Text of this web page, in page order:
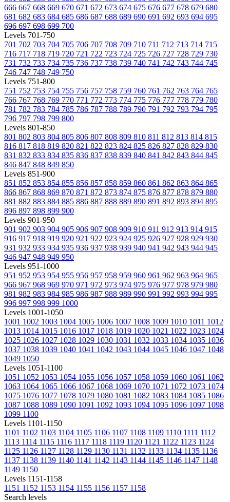
666 667 668 669 670 671 672 673 674 675 676 677 678 679 680
681 682 683 684 685 686 687 688 689 690 691 692 693 694 695
696 697 698 699 700
Levels 701-750
701 702 703 704 705 706 707 708 709 710 711 712 713 714 715
716 717 718 719 720 721 722 723 724 725 726 727 728 729 730
731 732 733 734 735 736 737 738 739 740 741 742 743 744 745
746 747 748 749 750
Levels 751-800
751 752 753 754 755 756 757 758 759 760 761 762 763 764 765
766 767 768 769 770 771 772 773 774 775 776 777 778 779 780
781 782 783 784 785 786 787 788 789 790 791 792 793 794 795
796 797 798 799 800
Levels 801-850
801 802 803 804 805 806 807 808 809 810 811 812 813 814 815
816 817 818 819 820 821 822 823 824 825 826 827 828 829 830
831 832 833 834 835 836 837 838 839 840 841 842 843 844 845
846 847 848 849 850
Levels 851-900
851 852 853 854 855 856 857 858 859 860 861 862 863 864 865
866 867 868 869 870 871 872 873 874 875 876 877 878 879 880
881 882 883 884 885 886 887 888 889 890 891 892 893 894 895
896 897 898 899 900
Levels 901-950
901 902 903 904 905 906 907 908 909 910 911 912 913 914 915
916 917 918 919 920 921 922 923 924 925 926 927 928 929 930
931 932 933 934 935 936 937 938 939 940 941 942 943 944 945
946 947 948 949 950
Levels 951-1000
951 952 953 954 955 956 957 958 959 960 961 962 963 964 965
966 967 968 969 970 971 972 973 974 975 976 977 978 979 980
981 982 983 984 985 986 987 988 989 990 991 992 993 994 995
996 997 998 999 1000
Levels 1001-1050
1001 1002 1003 1004 1005 1006 1007 1008 1009 1010 1011 1012
1013 1014 1015 1016 1017 1018 1019 1020 1021 1022 1023 1024
1025 1026 1027 1028 1029 1030 1031 1032 1033 1034 1035 1036
1037 1038 1039 1040 1041 1042 1043 1044 1045 1046 1047 1048
1049 1050
Levels 1051-1100
1051 1052 1053 1054 1055 1056 1057 1058 1059 1060 1061 1062
1063 1064 1065 1066 1067 1068 1069 1070 1071 1072 1073 1074
1075 1076 1077 1078 1079 1080 1081 1082 1083 1084 1085 1086
1087 1088 1089 1090 1091 1092 1093 1094 1095 1096 1097 1098
1099 1100
Levels 1101-1150
1101 1102 1103 1104 1105 1106 1107 1108 1109 1110 1111 1112
1113 1114 1115 1116 1117 1118 1119 1120 1121 1122 1123 1124
1125 1126 1127 1128 1129 1130 1131 1132 1133 1134 1135 1136
1137 1138 1139 1140 1141 1142 1143 1144 1145 1146 1147 1148
1149 1150
Levels 1151-1158
1151 1152 1153 1154 1155 1156 1157 1158
Search levels